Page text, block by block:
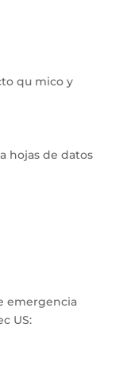
qu mico y
hojas de datos
emergencia
US: